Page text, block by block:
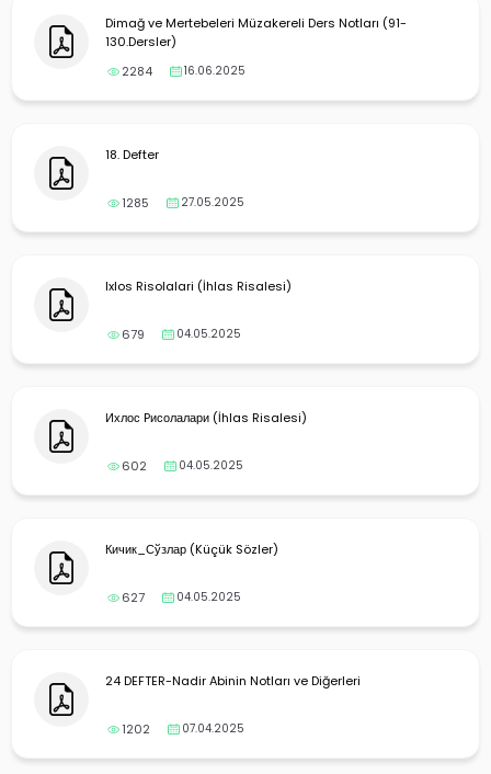
Dimağ ve Mertebeleri Müzakereli Ders Notları (91-
130.Dersler)
2284
16.06.2025
18. Defter
1285 27.05.2025
Ixlos Risolalari (İhlas Risalesi)
679 04.05.2025
Ихлос Pисолалари (İhlas Risalesi)
602 04.05.2025
Кичик_Сўзлар (Küçük Sözler)
627 04.05.2025
24 DEFTER-Nadir Abinin Notları ve Diğerleri
1202 07.04.2025